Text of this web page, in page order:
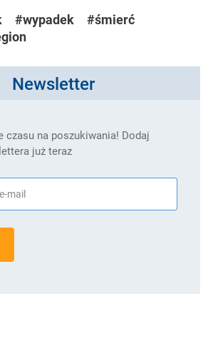
#wypadek
#śmierć
Newsletter
czasu na poszukiwania! Dodaj
już teraz